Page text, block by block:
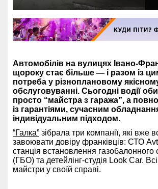
Автомобілів на вулицях Івано-
щороку стає більше — і разом із
потреба у різноплановому
обслуговуванні. Сьогодні водії
просто “майстра з гаража”, а
із гарантіями, сучасним
індивідуальним підходом.
“Галка” зібрала три компанії, які вже
завоювати довіру франківців: СТО
станція встановлення газобалонного
(ГБО) та детейлінг-студія Look Car.
майстри у своїй справі.